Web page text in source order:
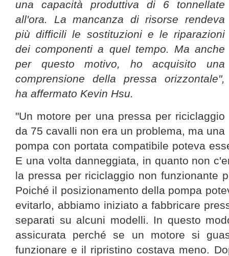
una capacità produttiva di 6 tonnellate
all'ora. La mancanza di risorse rendeva
più difficili le sostituzioni e le riparazioni
dei componenti a quel tempo. Ma anche
per questo motivo, ho acquisito una
comprensione della pressa orizzontale",
ha affermato Kevin Hsu.
"Un motore per una pressa per riciclaggio
da 75 cavalli non era un problema, ma una
pompa con portata compatibile poteva
E una volta danneggiata, in quanto non
la pressa per riciclaggio non funzionante
Poiché il posizionamento della pompa
evitarlo, abbiamo iniziato a fabbricare
separati su alcuni modelli. In questo
assicurata perché se un motore si
funzionare e il ripristino costava meno.